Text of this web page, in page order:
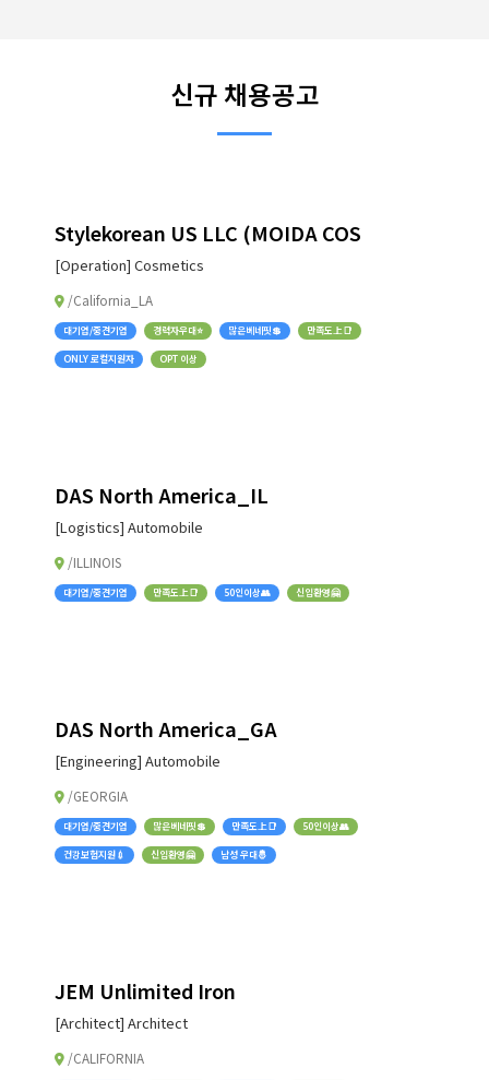
신규 채용공고
Stylekorean US LLC (MOIDA COS
[Operation] Cosmetics
/California_LA
대기업/중견기업 경력자우대⭐ 많은베네핏💲
만족도上📑
ONLY 로컬지원자
OPT 이상
DAS North America_IL
[Logistics] Automobile
/ILLINOIS
대기업/중견기업 만족도上📑 50인이상👥 신입환영🤗
DAS North America_GA
[Engineering] Automobile
/GEORGIA
대기업/중견기업 많은베네핏💲 만족도上📑
50인이상👥
건강보험지원💉
신입환영🤗 남성 우대🤴
JEM Unlimited Iron
[Architect] Architect
/CALIFORNIA